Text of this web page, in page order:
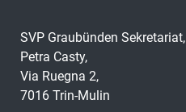
SVP Graubünden Sekretariat,
Petra Casty,
Via Ruegna 2,
7016 Trin-Mulin